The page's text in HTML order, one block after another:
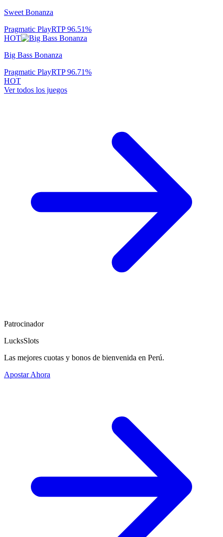
Sweet Bonanza
Pragmatic PlayRTP96.51%
HOT
Big Bass Bonanza
Pragmatic PlayRTP96.71%
HOT
Ver todos los juegos
Patrocinador
LucksSlots
Las mejores cuotas y bonos de bienvenida en Perú.
Apostar Ahora